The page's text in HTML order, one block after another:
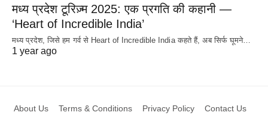
मध्य प्रदेश टूरिज़्म 2025: एक प्रगति की कहानी —
‘Heart of Incredible India’
मध्य प्रदेश, जिसे हम गर्व से Heart of Incredible India कहते हैं, अब सिर्फ घूमने…
1 year ago
About Us Terms & Conditions Privacy Policy Contact Us